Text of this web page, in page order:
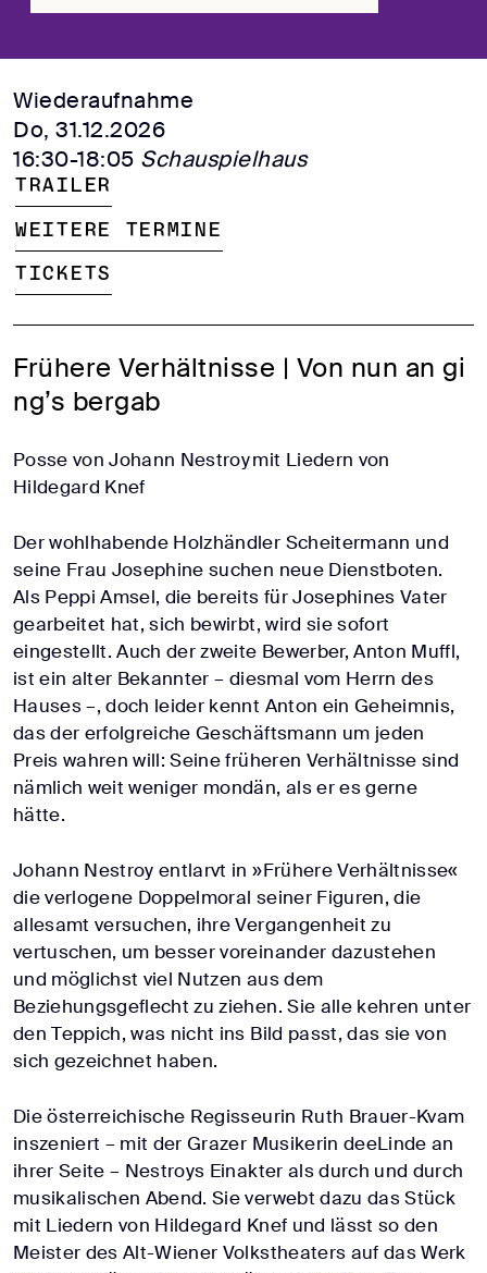
Wiederaufnahme
Do, 31.12.2026
16:30-18:05 Schauspielhaus
Trailer
Weitere Termine
Tickets
Frühere Verhältnisse | Von nun an gi
ng’s bergab
Posse von Johann Nestroy mit Liedern von
Hildegard Knef
Der wohlhabende Holzhändler Scheitermann und
seine Frau Josephine suchen neue Dienstboten.
Als Peppi Amsel, die bereits für Josephines Vater
gearbeitet hat, sich bewirbt, wird sie sofort
eingestellt. Auch der zweite Bewerber, Anton Muffl,
ist ein alter Bekannter – diesmal vom Herrn des
Hauses –, doch leider kennt Anton ein Geheimnis,
das der erfolgreiche Geschäftsmann um jeden
Preis wahren will: Seine früheren Verhältnisse sind
nämlich weit weniger mondän, als er es gerne
hätte.
Johann Nestroy entlarvt in »Frühere Verhältnisse«
die verlogene Doppelmoral seiner Figuren, die
allesamt versuchen, ihre Vergangenheit zu
vertuschen, um besser voreinander dazustehen
und möglichst viel Nutzen aus dem
Beziehungsgeflecht zu ziehen. Sie alle kehren unter
den Teppich, was nicht ins Bild passt, das sie von
sich gezeichnet haben.
Die österreichische Regisseurin Ruth Brauer-Kvam
inszeniert – mit der Grazer Musikerin deeLinde an
ihrer Seite – Nestroys Einakter als durch und durch
musikalischen Abend. Sie verwebt dazu das Stück
mit Liedern von Hildegard Knef und lässt so den
Meister des Alt-Wiener Volkstheaters auf das Werk